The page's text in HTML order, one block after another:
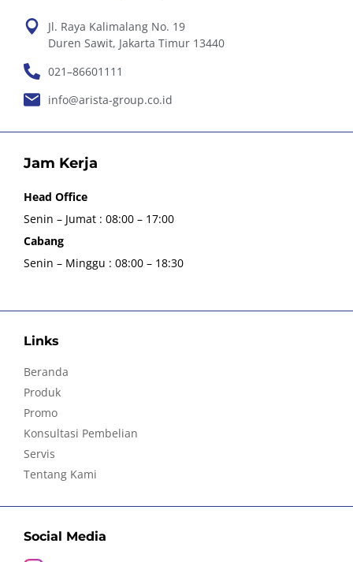
Jl. Raya Kalimalang No. 19
Duren Sawit, Jakarta Timur 13440
021–86601111
info@arista-group.co.id
Jam Kerja
Head Office
Senin – Jumat : 08:00 – 17:00
Cabang
Senin – Minggu : 08:00 – 18:30
Links
Beranda
Produk
Promo
Konsultasi Pembelian
Servis
Tentang Kami
Social Media